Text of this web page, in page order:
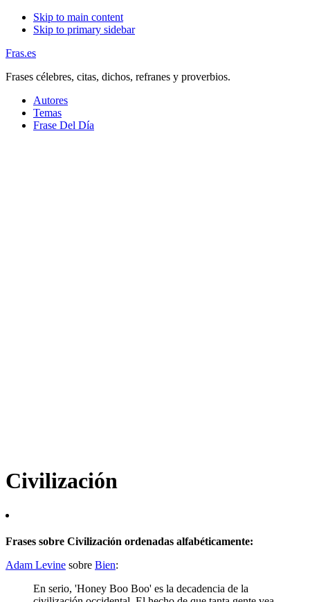
Skip to main content
Skip to primary sidebar
Fras.es
Frases célebres, citas, dichos, refranes y proverbios.
Autores
Temas
Frase Del Día
Civilización
Frases sobre Civilización ordenadas alfabéticamente:
Adam Levine sobre Bien:
En serio, 'Honey Boo Boo' es la decadencia de la